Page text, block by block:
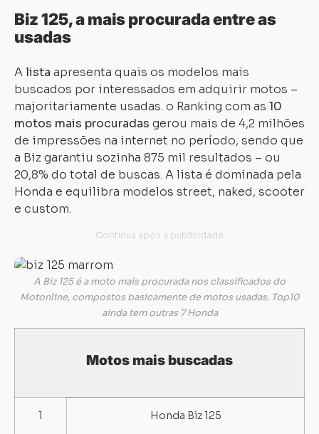
Biz 125, a mais procurada entre as
usadas
Alista apresenta quais os modelos mais
buscados por interessados em adquirir motos –
majoritariamente usadas. o Ranking com as 10
motos mais procuradas gerou mais de 4,2 milhões
de impressões na internet no período, sendo que
a Biz garantiu sozinha 875 mil resultados – ou
20,8% do total de buscas. A lista é dominada pela
Honda e equilibra modelos street, naked, scooter
e custom.
A Biz 125 é a moto mais procurada nos classificados do
Motonline, compostos basicamente de motos usadas. Top10
ainda tem outras 7 Honda
Motos mais buscadas
1 Honda Biz 125